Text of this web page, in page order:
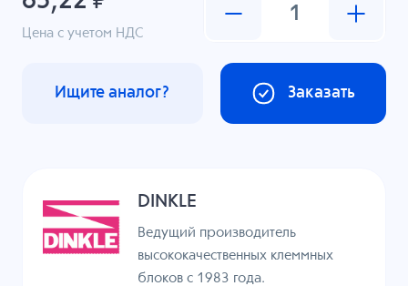
Цена с учетом НДС
Заказать
Ищите аналог?
DINKLE
Ведущий производитель
высококачественных клеммных
блоков с 1983 года.